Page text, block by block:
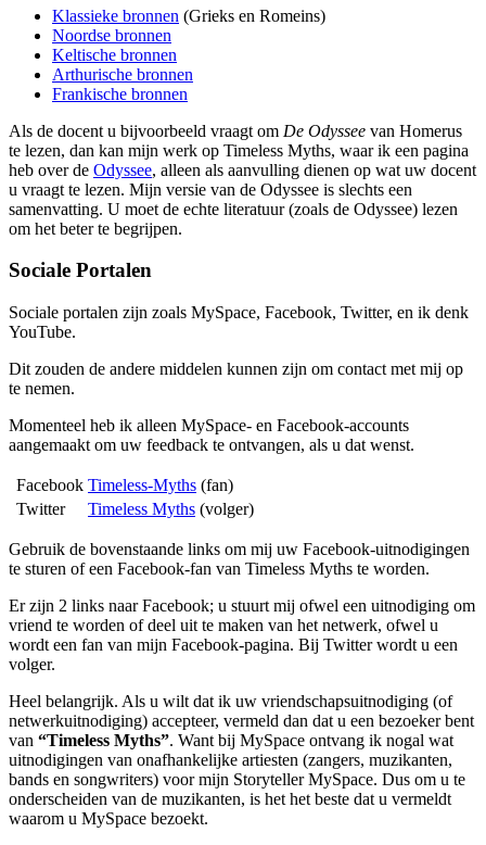
Klassieke bronnen (Grieks en Romeins)
Noordse bronnen
Keltische bronnen
Arthurische bronnen
Frankische bronnen
Als de docent u bijvoorbeeld vraagt om De Odyssee van Homerus
te lezen, dan kan mijn werk op Timeless Myths, waar ik een pagina
heb over de Odyssee, alleen als aanvulling dienen op wat uw docent
u vraagt te lezen. Mijn versie van de Odyssee is slechts een
samenvatting. U moet de echte literatuur (zoals de Odyssee) lezen
om het beter te begrijpen.
Sociale Portalen
Sociale portalen zijn zoals MySpace, Facebook, Twitter, en ik denk
YouTube.
Dit zouden de andere middelen kunnen zijn om contact met mij op
te nemen.
Momenteel heb ik alleen MySpace- en Facebook-accounts
aangemaakt om uw feedback te ontvangen, als u dat wenst.
Facebook Timeless-Myths (fan)
Twitter
Timeless Myths (volger)
Gebruik de bovenstaande links om mij uw Facebook-uitnodigingen
te sturen of een Facebook-fan van Timeless Myths te worden.
Er zijn 2 links naar Facebook; u stuurt mij ofwel een uitnodiging om
vriend te worden of deel uit te maken van het netwerk, ofwel u
wordt een fan van mijn Facebook-pagina. Bij Twitter wordt u een
volger.
Heel belangrijk. Als u wilt dat ik uw vriendschapsuitnodiging (of
netwerkuitnodiging) accepteer, vermeld dan dat u een bezoeker bent
van “Timeless Myths”. Want bij MySpace ontvang ik nogal wat
uitnodigingen van onafhankelijke artiesten (zangers, muzikanten,
bands en songwriters) voor mijn Storyteller MySpace. Dus om u te
onderscheiden van de muzikanten, is het het beste dat u vermeldt
waarom u MySpace bezoekt.